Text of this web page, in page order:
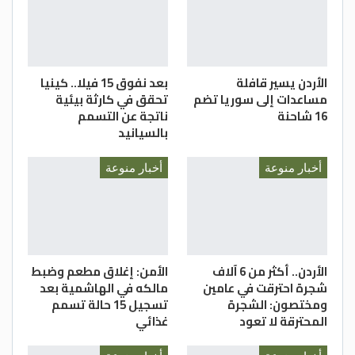
الأردن يسير قافلة
مساعدات إلى سوريا تضم
16 شاحنة
بعد نفوق 15 فيلا.. كينيا
تحقق في كارثة بيئية
ناتجة عن التسمم
بالسيانيد
أخبار منوعة
الأردن.. أكثر من 6 آلاف
شجرة احترقت في عامين
ومختصون: الشجرة
المحترقة لا تعود
أخبار منوعة
الأمن: إغلاق مطعم وضبط
مالكه في الهاشمية بعد
تسجيل 15 حالة تسمم
غذائي